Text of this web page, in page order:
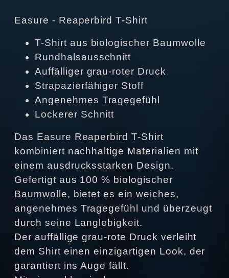
Easure - Reaperbird T-Shirt
T-Shirt aus biologischer Baumwolle
Rundhalsausschnitt
Auffälliger grau-roter Druck
Strapazierfähiger Stoff
Angenehmes Tragegefühl
Lockerer Schnitt
Das Easure Reaperbird T-Shirt
kombiniert nachhaltige Materialien mit
einem ausdrucksstarken Design.
Gefertigt aus 100 % biologischer
Baumwolle, bietet es ein weiches,
angenehmes Tragegefühl und überzeugt
durch seine Langlebigkeit.
Der auffällige grau-rote Druck verleiht
dem Shirt einen einzigartigen Look, der
garantiert ins Auge fällt.